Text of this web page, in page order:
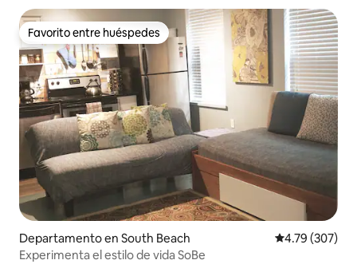
Favorito entre huéspedes
Favorito entre huéspedes
Departamento en South Beach Calificación
4.79 (307)
Experimenta el estilo de vida SoBe